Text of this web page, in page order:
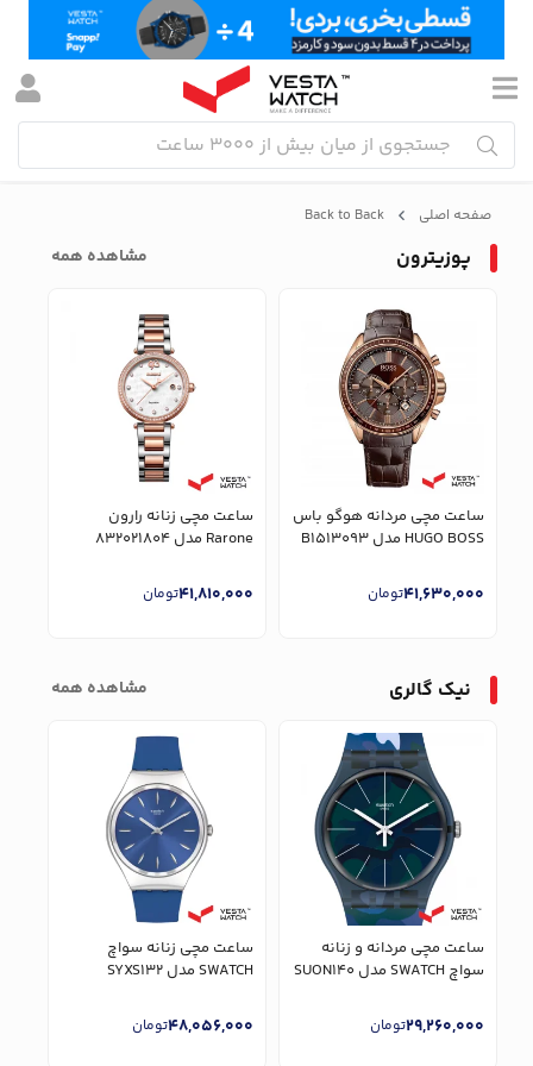
صفحه اصلی Back to Back
پوزیترون مشاهده همه
ساعت مچی مردانه هوگو باس
HUGO BOSS مدل B1513093
41,630,000تومان
ساعت مچی زنانه رارون
Rarone مدل 832021804
41,810,000تومان
نیک گالری مشاهده همه
ساعت مچی مردانه و زنانه
سواچ SWATCH مدل SUON140
29,260,000تومان
ساعت مچی زنانه سواچ
SWATCH مدل SYXS132
48,056,000تومان